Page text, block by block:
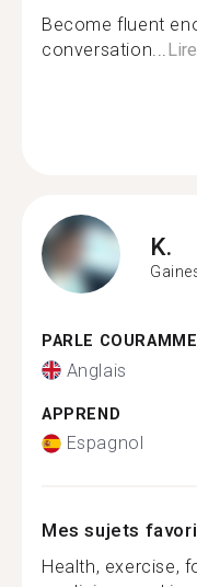
Become fluent
conversation...
K.
PARLE
Anglais
APPREND
Espagnol
Mes sujets
Health, exercise,